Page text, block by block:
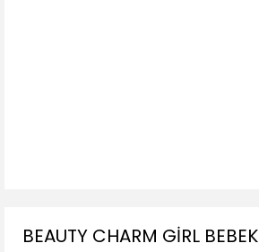
BEAUTY CHARM GİRL BEBEK